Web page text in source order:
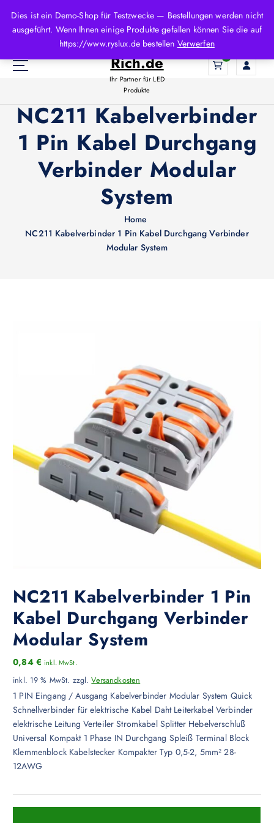
Dies ist ein Demo-Shop für Testzwecke — Bestellungen werden nicht
ausgeführt. Wenn Ihnen einige Produkte gefallen können Sie die auf
https://www.ryslux.de bestellen Verwerfen
n
LED-
Rich.de
Ihr Partner für LED
Produkte
NC211 Kabelverbinder
1 Pin Kabel Durchgang
Verbinder Modular
System
Home
NC211 Kabelverbinder 1 Pin Kabel Durchgang Verbinder
Modular System
NC211 Kabelverbinder 1 Pin
Kabel Durchgang Verbinder
Modular System
0,84 € inkl. MwSt.
inkl. 19 % MwSt. zzgl.Versandkosten
1 PIN Eingang / Ausgang Kabelverbinder Modular System Quick
Schnellverbinder für elektrische Kabel Daht Leiterkabel Verbinder
elektrische Leitung Verteiler Stromkabel Splitter Hebelverschluß
Universal Kompakt 1 Phase IN Durchgang Spleiß Terminal Block
Klemmenblock Kabelstecker Kompakter Typ 0,5-2, 5mm² 28-
12AWG